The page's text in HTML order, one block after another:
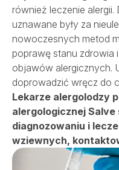
Kontakt
SALVE PŁODNOŚĆ
SALVE ONKOLOGIA
REHABILITACJA
OPIEKA DOMOWA
SALVE MEDICA ŁÓDŹ
SALVE MEDICA
PROJEKTY UNIJNE
również leczenie
uznawane były za
nowoczesnych metod
poprawę stanu zdrowia
objawów alergicznych.
doprowadzić wręcz do
Lekarze alergolodzy
alergologicznej Salve
diagnozowaniu i
wziewnych,